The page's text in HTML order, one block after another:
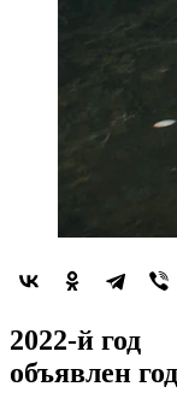
2022-й год
объявлен